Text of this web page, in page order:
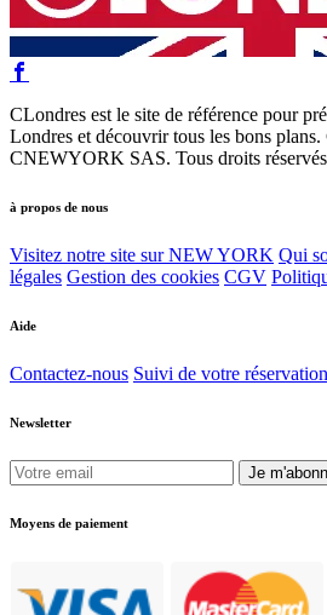
CLondres est le site de référence pour
Londres et découvrir tous les bons
CNEWYORK SAS. Tous droits
à propos de nous
Visitez notre site sur NEW YORK Qui
légales Gestion des cookies CGV
Aide
Contactez-nous Suivi de votre réservation
Newsletter
Je
Moyens de paiement